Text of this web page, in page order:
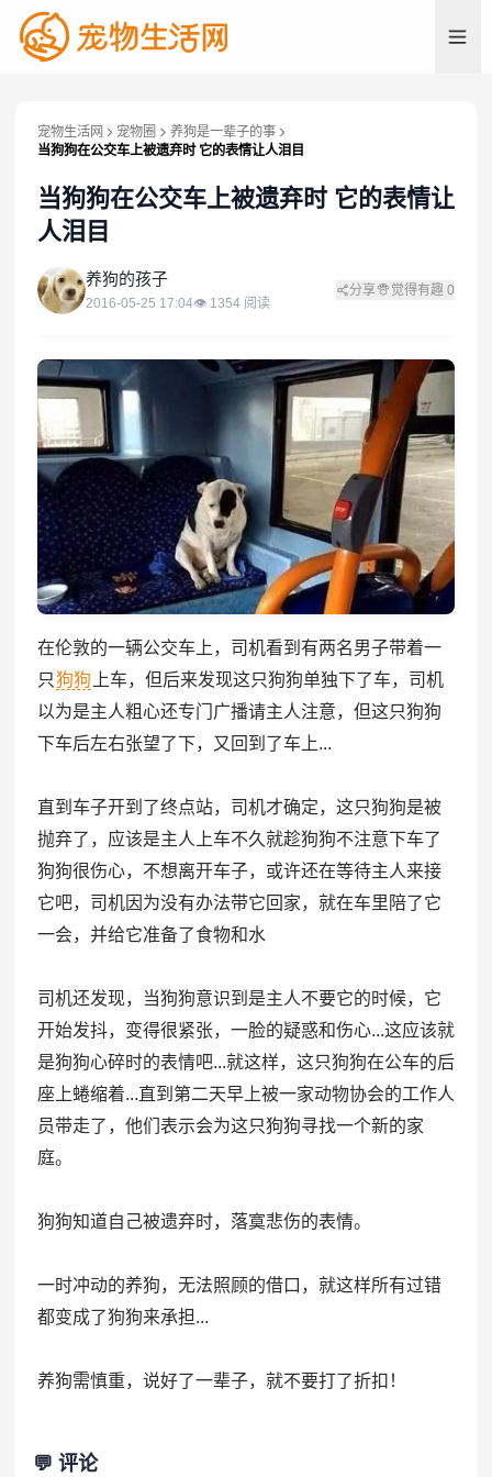
宠物生活网 宠物圈
养狗是一辈子的事
当狗狗在公交车上被遗弃时 它的表情让人泪目
当狗狗在公交车上被遗弃时 它的表情让
人泪目
养 养狗的孩子
2016-05-25 17:04👁 1354 阅读
分享 觉得有趣 0
在伦敦的一辆公交车上，司机看到有两名男子带着一
只狗狗 上车，但后来发现这只狗狗单独下了车，司机
以为是主人粗心还专门广播请主人注意，但这只狗狗
下车后左右张望了下，又回到了车上...
直到车子开到了终点站，司机才确定，这只狗狗是被
抛弃了，应该是主人上车不久就趁狗狗不注意下车了
狗狗很伤心，不想离开车子，或许还在等待主人来接
它吧，司机因为没有办法带它回家，就在车里陪了它
一会，并给它准备了食物和水
司机还发现，当狗狗意识到是主人不要它的时候，它
开始发抖，变得很紧张，一脸的疑惑和伤心...这应该就
是狗狗心碎时的表情吧...就这样，这只狗狗在公车的后
座上蜷缩着...直到第二天早上被一家动物协会的工作人
员带走了，他们表示会为这只狗狗寻找一个新的家
庭。
狗狗知道自己被遗弃时，落寞悲伤的表情。
一时冲动的养狗，无法照顾的借口，就这样所有过错
都变成了狗狗来承担...
养狗需慎重，说好了一辈子，就不要打了折扣！
💬 评论